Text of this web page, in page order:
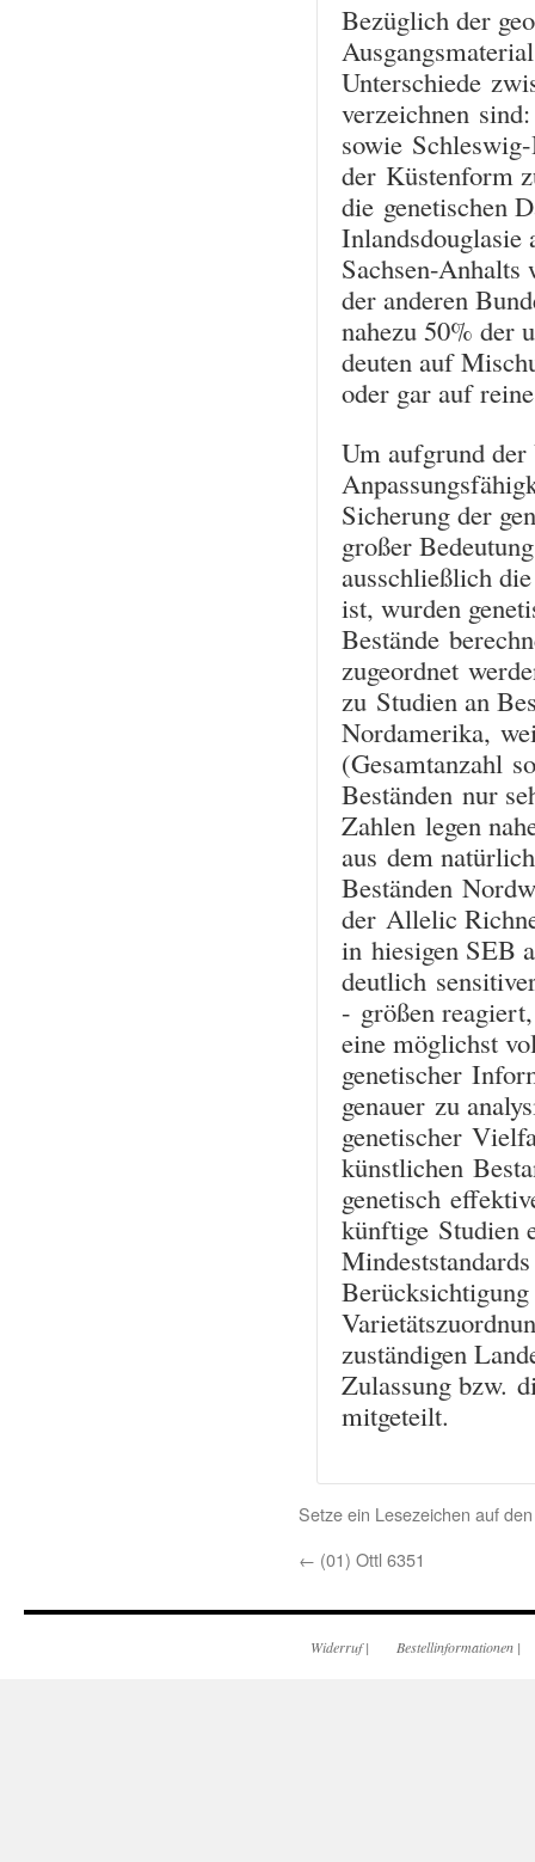
Bezüglich der
Unterschiede
verzeichnen
sowie
der Küstenform
die genetischen
Sachsen-
der anderen
nahezu 50% der
deuten auf
oder gar auf
Um aufgrund der
Sicherung der
großer
ausschließlich
ist, wurden
Bestände
zugeordnet
zu Studien an
Nordamerika,
(Gesamtanzahl
Beständen nur
Zahlen legen
aus dem
Beständen
der Allelic
in hiesigen SEB
deutlich
- größen
eine möglichst
genetischer
genauer zu
genetischer
künstlichen
genetisch
künftige Studien
zuständigen
Zulassung bzw.
mitgeteilt.
Setze ein Lesezeichen auf
← (01) Ottl 6351
Widerruf| Bestellinformationen |